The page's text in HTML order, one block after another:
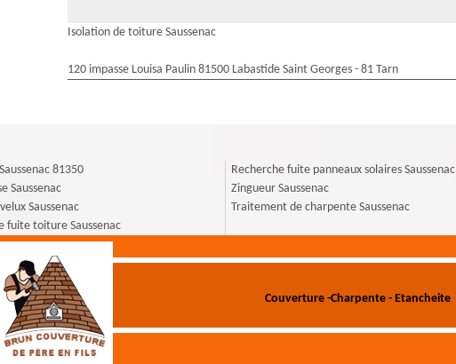
Isolation de toiture Saussenac
120 impasse Louisa Paulin 81500 Labastide Saint Georges - 81 Tarn
81350
Saussenac
Saussenac
fuite toiture Saussenac
Recherche fuite panneaux solaires Saussenac
Zingueur Saussenac
Traitement de charpente Saussenac
Couverture -Charpente - Etancheite